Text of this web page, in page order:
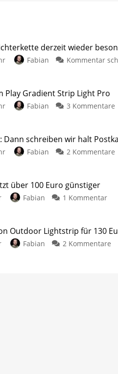
derzeit wieder
Fabian Kommentar
Play Gradient Strip Light Pro
Fabian 3 Kommentare
Dann schreiben wir halt
Fabian 2 Kommentare
über 100 Euro günstiger
Fabian 1 Kommentar
Outdoor Lightstrip für 130
Fabian 2 Kommentare